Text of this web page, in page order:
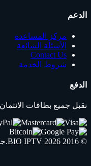
الدعم
مركز المساعدة
الأسئلة الشائعة
Contact Us
شروط الخدمة
الدفع
نقبل جميع بطاقات
© 2016 2026
BIO IPTV